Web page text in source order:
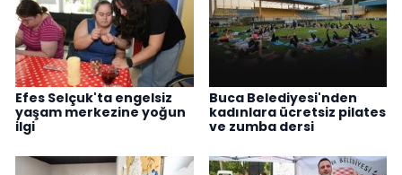
Efes Selçuk'ta engelsiz
yaşam merkezine yoğun
ilgi
Buca Belediyesi'nden
kadınlara ücretsiz pilates
ve zumba dersi